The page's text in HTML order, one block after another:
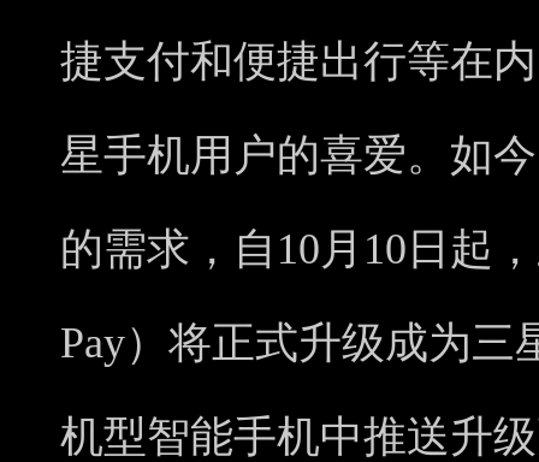
捷支付和便捷出行等在
星手机用户的喜爱。如
的需求，自10月10日起
Pay）将正式升级成为
机型智能手机中推送升